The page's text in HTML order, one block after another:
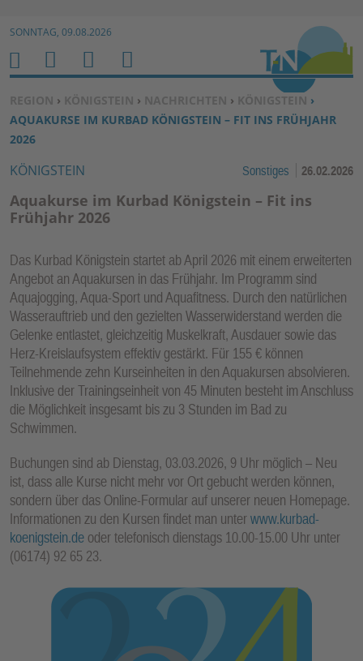
Zum Inhalt springen ↓
SONNTAG, 09.08.2026
SIE BEFINDEN SICH HIER:
REGION › KÖNIGSTEIN › NACHRICHTEN › KÖNIGSTEIN ›
AQUAKURSE IM KURBAD KÖNIGSTEIN – FIT INS FRÜHJAHR
2026
KÖNIGSTEIN Sonstiges 26.02.2026
Aquakurse im Kurbad Königstein – Fit ins
Frühjahr 2026
Das Kurbad Königstein startet ab April 2026 mit einem erweiterten
Angebot an Aquakursen in das Frühjahr. Im Programm sind
Aquajogging, Aqua-Sport und Aquafitness. Durch den natürlichen
Wasserauftrieb und den gezielten Wasserwiderstand werden die
Gelenke entlastet, gleichzeitig Muskelkraft, Ausdauer sowie das
Herz-Kreislaufsystem effektiv gestärkt. Für 155 € können
Teilnehmende zehn Kurseinheiten in den Aquakursen absolvieren.
Inklusive der Trainingseinheit von 45 Minuten besteht im Anschluss
die Möglichkeit insgesamt bis zu 3 Stunden im Bad zu
Schwimmen.
Buchungen sind ab Dienstag, 03.03.2026, 9 Uhr möglich – Neu
ist, dass alle Kurse nicht mehr vor Ort gebucht werden können,
sondern über das Online-Formular auf unserer neuen Homepage.
Informationen zu den Kursen findet man unterwww.kurbad-
koenigstein.de oder telefonisch dienstags 10.00-15.00 Uhr unter
(06174) 92 65 23.
H
O
M
E
M
E
N
S
U
C
E
N
B
E
N
E
U
N
K
TI
O
N
E
N